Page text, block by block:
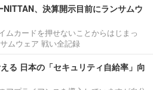
NITTAN、決算開示目前にランサムウ
ムカードを押せないことからはじまっ
ムウェア 戦い全記録
る 日本の「セキュリティ自給率」向